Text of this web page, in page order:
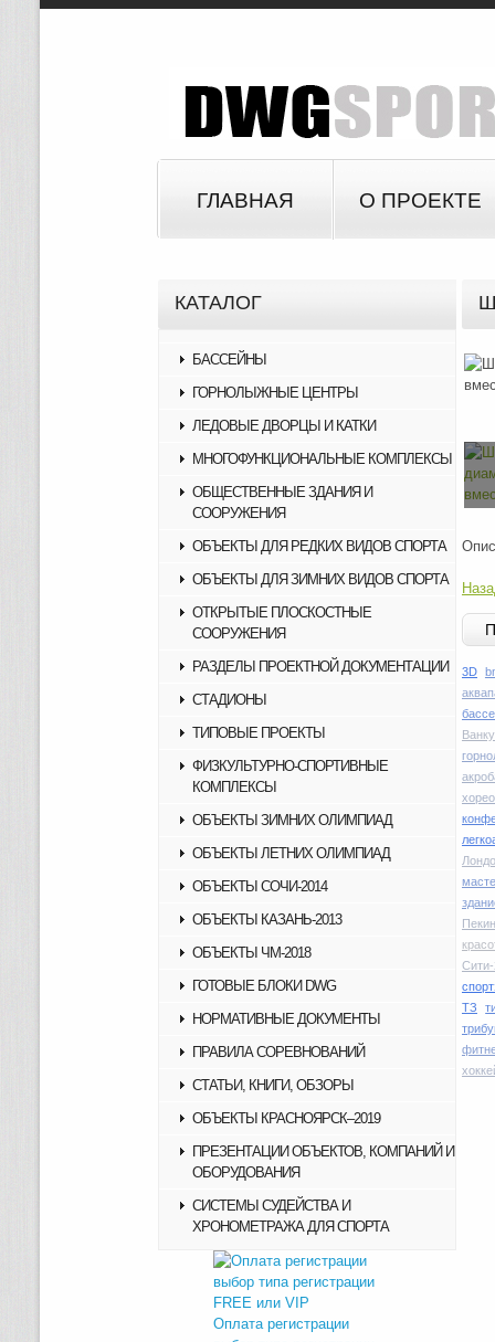
ГЛАВНАЯ О ПРОЕКТЕ
КАТАЛОГ
БАССЕЙНЫ
ГОРНОЛЫЖНЫЕ ЦЕНТРЫ
ЛЕДОВЫЕ ДВОРЦЫ И КАТКИ
МНОГОФУНКЦИОНАЛЬНЫЕ КОМПЛЕКСЫ
ОБЩЕСТВЕННЫЕ ЗДАНИЯ И
СООРУЖЕНИЯ
ОБЪЕКТЫ ДЛЯ РЕДКИХ ВИДОВ СПОРТА
ОБЪЕКТЫ ДЛЯ ЗИМНИХ ВИДОВ СПОРТА
ОТКРЫТЫЕ ПЛОСКОСТНЫЕ
СООРУЖЕНИЯ
РАЗДЕЛЫ ПРОЕКТНОЙ ДОКУМЕНТАЦИИ
СТАДИОНЫ
ТИПОВЫЕ ПРОЕКТЫ
ФИЗКУЛЬТУРНО-СПОРТИВНЫЕ
КОМПЛЕКСЫ
ОБЪЕКТЫ ЗИМНИХ ОЛИМПИАД
ОБЪЕКТЫ ЛЕТНИХ ОЛИМПИАД
ОБЪЕКТЫ СОЧИ-2014
ОБЪЕКТЫ КАЗАНЬ-2013
ОБЪЕКТЫ ЧМ-2018
ГОТОВЫЕ БЛОКИ DWG
НОРМАТИВНЫЕ ДОКУМЕНТЫ
ПРАВИЛА СОРЕВНОВАНИЙ
СТАТЬИ, КНИГИ, ОБЗОРЫ
ОБЪЕКТЫ КРАСНОЯРСК–2019
ПРЕЗЕНТАЦИИ ОБЪЕКТОВ, КОМПАНИЙ И
ОБОРУДОВАНИЯ
СИСТЕМЫ СУДЕЙСТВА И
ХРОНОМЕТРАЖА ДЛЯ СПОРТА
Оплата регистрации
3D
ТЗ